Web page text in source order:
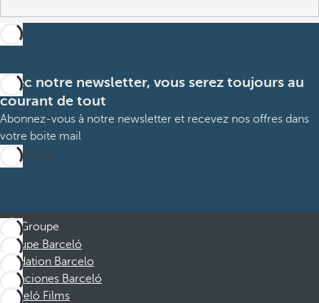
Avec notre newsletter, vous serez toujours au
courant de tout
Abonnez-vous à notre newsletter et recevez nos offres dans
votre boite mail
M’abonner
Groupe
Groupe Barceló
Fondation Barcelo
Vacaciones Barceló
Barceló Films